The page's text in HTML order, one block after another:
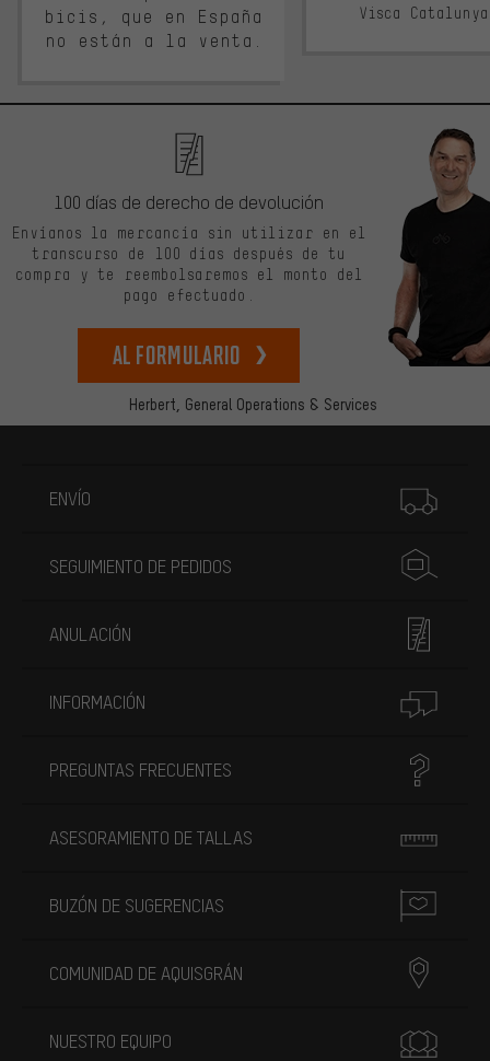
bicis, que en España
no están a la venta.
Visca
Herbert, General Operations & Services
100 días de derecho de devolución
Envíanos la mercancía sin utilizar en el
transcurso de 100 días después de tu
compra y te reembolsaremos el monto del
pago efectuado.
Al formulario
ENVÍO
SEGUIMIENTO DE PEDIDOS
ANULACIÓN
INFORMACIÓN
PREGUNTAS FRECUENTES
ASESORAMIENTO DE TALLAS
BUZÓN DE SUGERENCIAS
COMUNIDAD DE AQUISGRÁN
NUESTRO EQUIPO